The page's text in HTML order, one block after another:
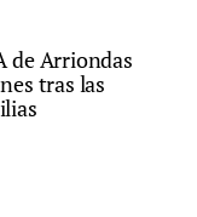
de Arriondas
tras las